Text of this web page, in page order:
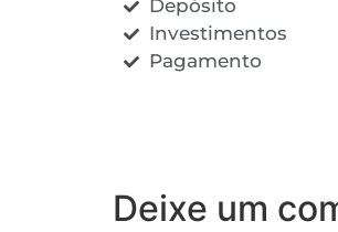
Depósito
Investimentos
Pagamento
Deixe um